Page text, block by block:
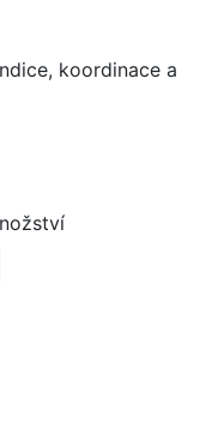
koordinace a